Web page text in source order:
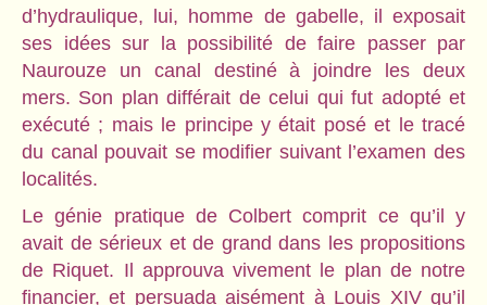
d’hydraulique, lui, homme de gabelle, il exposait
ses idées sur la possibilité de faire passer par
Naurouze un canal destiné à joindre les deux
mers. Son plan différait de celui qui fut adopté et
exécuté ; mais le principe y était posé et le tracé
du canal pouvait se modifier suivant l’examen des
localités.
Le génie pratique de Colbert comprit ce qu’il y
avait de sérieux et de grand dans les propositions
de Riquet. Il approuva vivement le plan de notre
financier, et persuada aisément à Louis XIV qu’il